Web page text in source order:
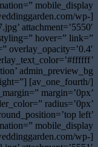
wp-
attachment=’5550′
hover=” link=”
overlay_opacity=’0.4′
margin=’0px’
radius=’0px’
left’
wp-